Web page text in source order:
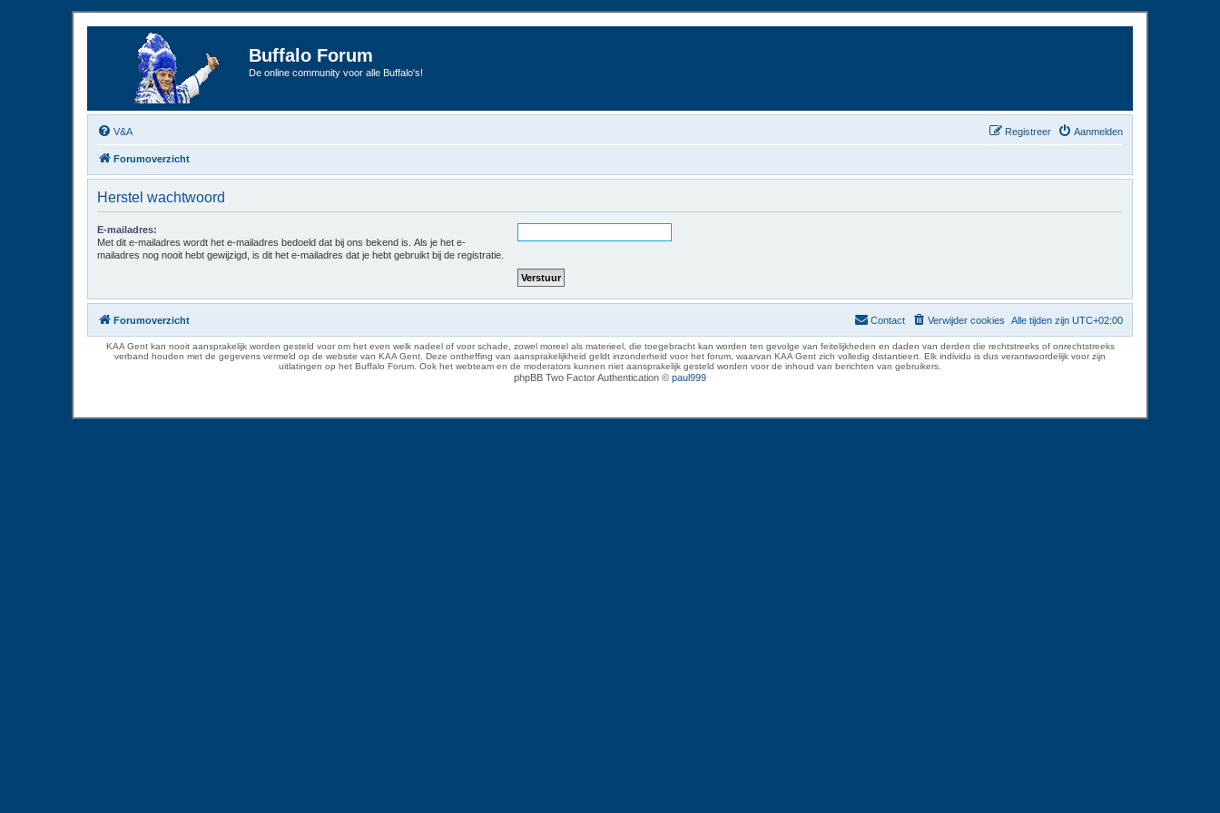
Buffalo Forum
De online community voor alle Buffalo's!
V&A Aanmelden
Registreer
Forumoverzicht
Herstel wachtwoord
E-mailadres:
Met dit e-mailadres wordt het e-mailadres bedoeld dat bij ons bekend is. Als je het e-
mailadres nog nooit hebt gewijzigd, is dit het e-mailadres dat je hebt gebruikt bij de registratie.
Forumoverzicht Alle tijden zijn UTC+02:00
Verwijder cookies
Contact
KAA Gent kan nooit aansprakelijk worden gesteld voor om het even welk nadeel of voor schade, zowel moreel als materieel, die toegebracht kan worden ten gevolge van feitelijkheden en daden van derden die rechtstreeks of onrechtstreeks
verband houden met de gegevens vermeld op de website van KAA Gent. Deze ontheffing van aansprakelijkheid geldt inzonderheid voor het forum, waarvan KAA Gent zich volledig distantieert. Elk individu is dus verantwoordelijk voor zijn
uitlatingen op het Buffalo Forum. Ook het webteam en de moderators kunnen niet aansprakelijk gesteld worden voor de inhoud van berichten van gebruikers.
phpBB Two Factor Authentication © paul999